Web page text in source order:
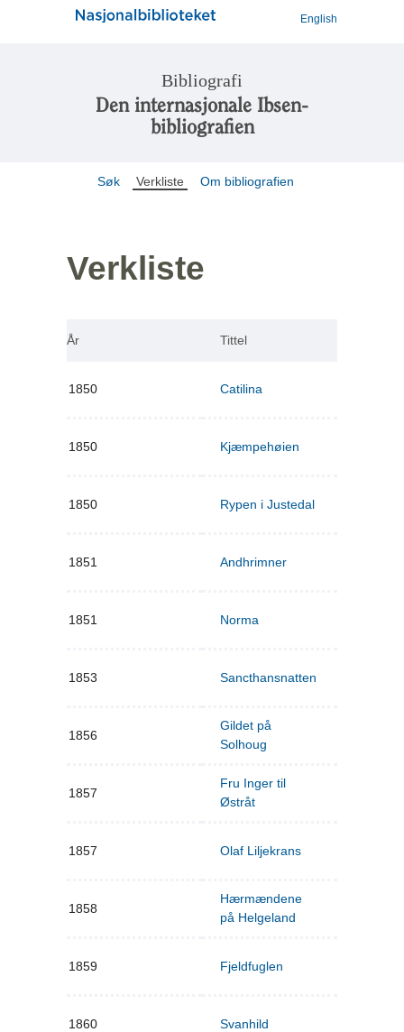
English
Bibliografi
Den internasjonale Ibsen-
bibliografien
Søk Verkliste Om bibliografien
Verkliste
År Tittel
1850 Catilina
1850 Kjæmpehøien
1850 Rypen i Justedal
1851 Andhrimner
1851 Norma
1853 Sancthansnatten
1856
Gildet på
Solhoug
1857
Fru Inger til
Østråt
1857 Olaf Liljekrans
1858
Hærmændene
på Helgeland
1859 Fjeldfuglen
1860 Svanhild